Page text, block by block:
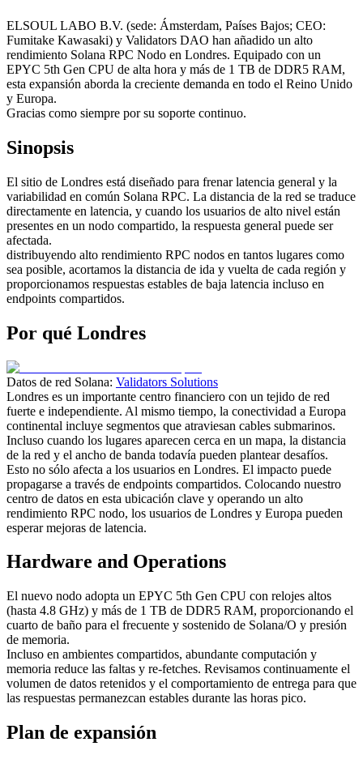
ELSOUL LABO B.V. (sede: Ámsterdam, Países Bajos; CEO:
Fumitake Kawasaki) y Validators DAO han añadido un alto
rendimiento Solana RPC Nodo en Londres. Equipado con un
EPYC 5th Gen CPU de alta hora y más de 1 TB de DDR5 RAM,
esta expansión aborda la creciente demanda en todo el Reino Unido
y Europa.
Gracias como siempre por su soporte continuo.
Sinopsis
El sitio de Londres está diseñado para frenar latencia general y la
variabilidad en común Solana RPC. La distancia de la red se traduce
directamente en latencia, y cuando los usuarios de alto nivel están
presentes en un nodo compartido, la respuesta general puede ser
afectada.
distribuyendo alto rendimiento RPC nodos en tantos lugares como
sea posible, acortamos la distancia de ida y vuelta de cada región y
proporcionamos respuestas estables de baja latencia incluso en
endpoints compartidos.
Por qué Londres
Datos de red Solana: Validators Solutions
Londres es un importante centro financiero con un tejido de red
fuerte e independiente. Al mismo tiempo, la conectividad a Europa
continental incluye segmentos que atraviesan cables submarinos.
Incluso cuando los lugares aparecen cerca en un mapa, la distancia
de la red y el ancho de banda todavía pueden plantear desafíos.
Esto no sólo afecta a los usuarios en Londres. El impacto puede
propagarse a través de endpoints compartidos. Colocando nuestro
centro de datos en esta ubicación clave y operando un alto
rendimiento RPC nodo, los usuarios de Londres y Europa pueden
esperar mejoras de latencia.
Hardware and Operations
El nuevo nodo adopta un EPYC 5th Gen CPU con relojes altos
(hasta 4.8 GHz) y más de 1 TB de DDR5 RAM, proporcionando el
cuarto de baño para el frecuente y sostenido de Solana/O y presión
de memoria.
Incluso en ambientes compartidos, abundante computación y
memoria reduce las faltas y re-fetches. Revisamos continuamente el
volumen de datos retenidos y el comportamiento de entrega para que
las respuestas permanezcan estables durante las horas pico.
Plan de expansión